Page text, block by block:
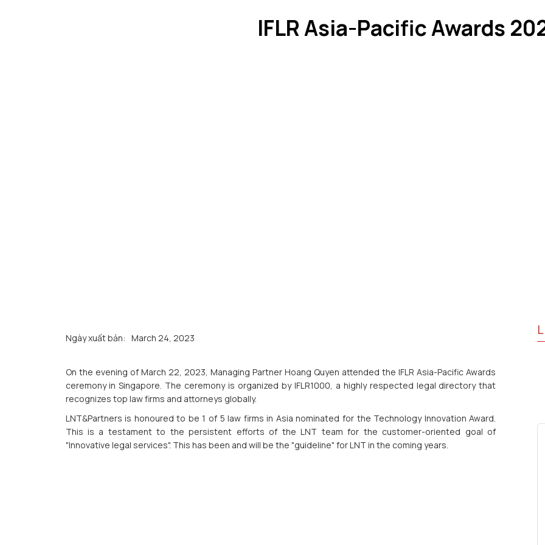
IFLR Asia-Pacific Awards
Ngày xuất bản: March 24, 2023
On the evening of March 22, 2023, Managing Partner Hoang Quyen attended the IFLR Asia-Pacific Awards
ceremony in Singapore. The ceremony is organized by IFLR1000, a highly respected legal directory that
recognizes top law firms and attorneys globally.
LNT&Partners is honoured to be 1 of 5 law firms in Asia nominated for the Technology Innovation Award.
This is a testament to the persistent efforts of the LNT team for the customer-oriented goal of
"Innovative legal services". This has been and will be the "guideline" for LNT in the coming years.